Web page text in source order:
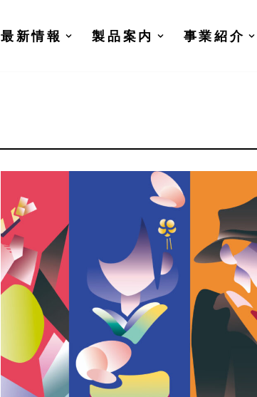
最新情報 製品案内 事業紹介